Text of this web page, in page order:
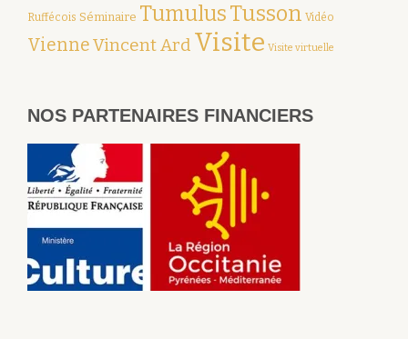
Ruffécois Séminaire TumulusTusson Vidéo
VienneVincent Ard Visite Visite virtuelle
NOS PARTENAIRES FINANCIERS